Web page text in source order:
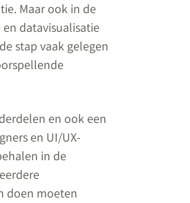
Maar ook in de
datavisualisatie
stap vaak gelegen
en ook een
en UI/UX-
in de
doen moeten